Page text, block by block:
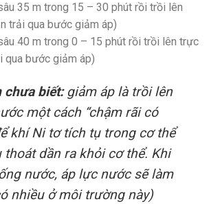
35 m trong 15 – 30 phút rồi trồi lên
trải qua bước giảm áp)
40 m trong 0 – 15 phút rồi trồi lên trực
qua bước giảm áp)
chưa biết:giảm áp là trồi lên
một cách “chậm rãi có
khí Ni tơ tích tụ trong cơ thể
thoát dần ra khỏi cơ thể. Khi
nước, áp lực nước sẽ làm
nhiều ở môi trường này)